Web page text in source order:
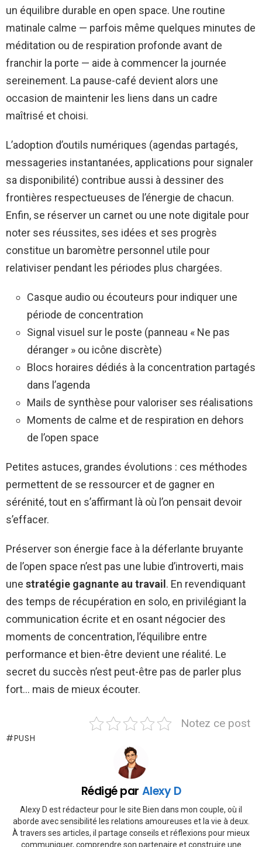
un équilibre durable en open space. Une routine
matinale calme — parfois même quelques minutes de
méditation ou de respiration profonde avant de
franchir la porte — aide à commencer la journée
sereinement. La pause-café devient alors une
occasion de maintenir les liens dans un cadre
maîtrisé et choisi.
L’adoption d’outils numériques (agendas partagés,
messageries instantanées, applications pour signaler
sa disponibilité) contribue aussi à dessiner des
frontières respectueuses de l’énergie de chacun.
Enfin, se réserver un carnet ou une note digitale pour
noter ses réussites, ses idées et ses progrès
constitue un baromètre personnel utile pour
relativiser pendant les périodes plus chargées.
Casque audio ou écouteurs pour indiquer une
période de concentration
Signal visuel sur le poste (panneau « Ne pas
déranger » ou icône discrète)
Blocs horaires dédiés à la concentration partagés
dans l’agenda
Mails de synthèse pour valoriser ses réalisations
Moments de calme et de respiration en dehors
de l’open space
Petites astuces, grandes évolutions : ces méthodes
permettent de se ressourcer et de gagner en
sérénité, tout en s’affirmant là où l’on pensait devoir
s’effacer.
Préserver son énergie face à la déferlante bruyante
de l’open space n’est pas une lubie d’introverti, mais
une stratégie gagnante au travail . En revendiquant
des temps de récupération en solo, en privilégiant la
communication écrite et en osant négocier des
moments de concentration, l’équilibre entre
performance et bien-être devient une réalité. Le
secret du succès n’est peut-être pas de parler plus
fort… mais de mieux écouter.
Notez ce post
PUSH
Rédigé par Alexy D
Alexy D est rédacteur pour le site Bien dans mon couple, où il
aborde avec sensibilité les relations amoureuses et la vie à deux.
À travers ses articles, il partage conseils et réflexions pour mieux
communiquer, comprendre son partenaire et construire une